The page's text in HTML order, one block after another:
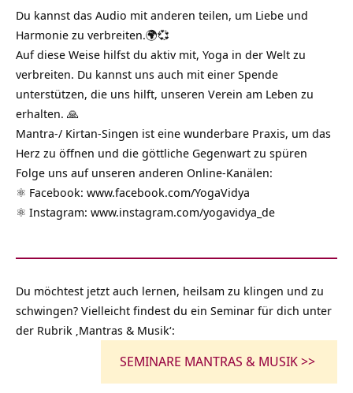
Du kannst das Audio mit anderen teilen, um Liebe und
Harmonie zu verbreiten.🌍💞
Auf diese Weise hilfst du aktiv mit, Yoga in der Welt zu
verbreiten. Du kannst uns auch mit einer Spende
unterstützen, die uns hilft, unseren Verein am Leben zu
erhalten. 🙏
Mantra-/ Kirtan-Singen ist eine wunderbare Praxis, um das
Herz zu öffnen und die göttliche Gegenwart zu spüren
Folge uns auf unseren anderen Online-Kanälen:
⚛️ Facebook: www.facebook.com/YogaVidya
⚛️ Instagram: www.instagram.com/yogavidya_de
Du möchtest jetzt auch lernen, heilsam zu klingen und zu
schwingen? Vielleicht findest du ein Seminar für dich unter
der Rubrik ‚Mantras & Musik‘:
SEMINARE MANTRAS & MUSIK >>